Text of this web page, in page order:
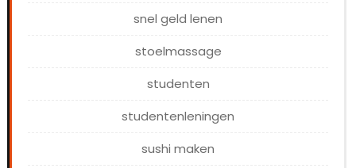
snel geld lenen
stoelmassage
studenten
studentenleningen
sushi maken